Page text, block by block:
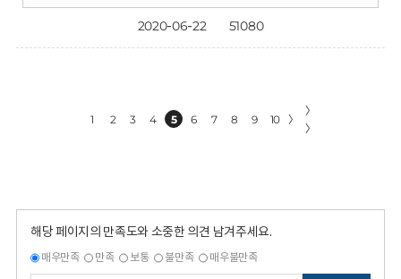
2020-06-22 51080
1 2 3 4 5 6 7 8 9 10 〉
〉
〉
해당 페이지의 만족도와 소중한 의견 남겨주세요.
매우만족 만족 보통 불만족 매우불만족